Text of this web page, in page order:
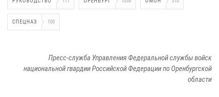
СПЕЦНАЗ 100
Пресс-служба Управления Федеральной службы войск
национальной гвардии Российской Федерации по Оренбургской
области